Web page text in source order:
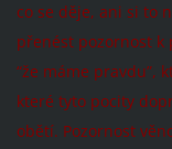
co se děje, ani si to
přenést pozornost
“že máme pravdu”,
které tyto pocity
obětí. Pozornost